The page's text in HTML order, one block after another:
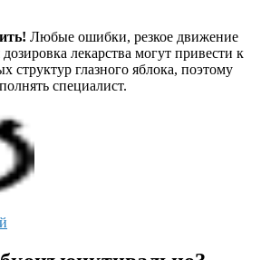
Любые ошибки, резкое движение
лекарства могут привести к
структур глазного яблока, поэтому
специалист.